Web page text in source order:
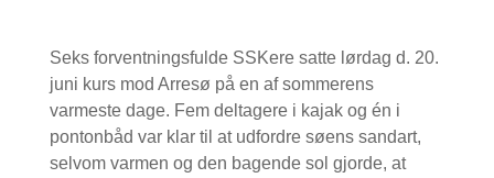
Seks forventningsfulde SSKere satte lørdag d. 20.
juni kurs mod Arresø på en af sommerens
varmeste dage. Fem deltagere i kajak og én i
pontonbåd var klar til at udfordre søens sandart,
selvom varmen og den bagende sol gjorde, at